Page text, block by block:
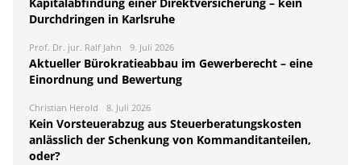
Durchdringen in Karlsruhe
Prof. Dr. jur. Ralf Jahn 9. Juli 2026
Aktueller Bürokratieabbau im Gewerberecht – eine
Einordnung und Bewertung
Christian Herold 8. Juli 2026
Kein Vorsteuerabzug aus Steuerberatungskosten
anlässlich der Schenkung von Kommanditanteilen,
oder?